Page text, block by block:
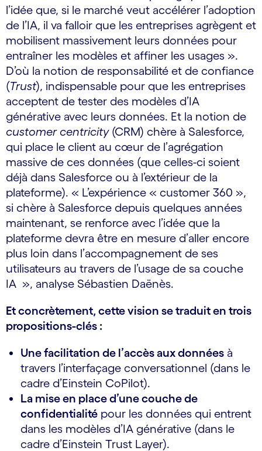
l’idée que, si le marché veut accélérer l’adoption
de l’IA, il va falloir que les entreprises agrègent et
mobilisent massivement leurs données pour
entraîner les modèles et affiner les usages ».
D’où la notion de responsabilité et de confiance
(Trust), indispensable pour que les entreprises
acceptent de tester des modèles d’IA
générative avec leurs données. Et la notion de
customer centricity(CRM) chère à Salesforce,
qui place le client au cœur de l’agrégation
massive de ces données (que celles-ci soient
déjà dans Salesforce ou à l’extérieur de la
plateforme). « L’expérience « customer 360 »,
si chère à Salesforce depuis quelques années
maintenant, se renforce avec l’idée que la
plateforme devra être en mesure d’aller encore
plus loin dans l’accompagnement de ses
utilisateurs au travers de l’usage de sa couche
IA », analyse Sébastien Daënès.
Et concrètement, cette vision se traduit en trois
propositions-clés :
Une facilitation de l’accès aux données à
travers l’interfaçage conversationnel (dans le
cadre d’Einstein CoPilot).
La mise en place d’une couche de
confidentialité pour les données qui entrent
dans les modèles d’IA générative (dans le
cadre d’Einstein Trust Layer).